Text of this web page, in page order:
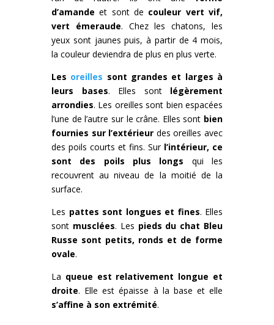
d’amande et sont de couleur vert vif,
vert émeraude. Chez les chatons, les
yeux sont jaunes puis, à partir de 4 mois,
la couleur deviendra de plus en plus verte.
Les oreilles sont grandes et larges à
leurs bases. Elles sont légèrement
arrondies. Les oreilles sont bien espacées
l’une de l’autre sur le crâne. Elles sont bien
fournies sur l’extérieur des oreilles avec
des poils courts et fins. Sur l’intérieur, ce
sont des poils plus longs qui les
recouvrent au niveau de la moitié de la
surface.
Les pattes sont longues et fines. Elles
sont musclées. Les pieds du chat Bleu
Russe sont petits, ronds et de forme
ovale.
La queue est relativement longue et
droite. Elle est épaisse à la base et elle
s’affine à son extrémité.